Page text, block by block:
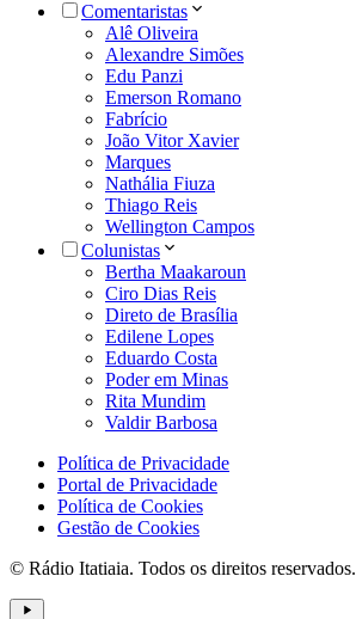
Comentaristas
Alê Oliveira
Alexandre Simões
Edu Panzi
Emerson Romano
Fabrício
João Vitor Xavier
Marques
Nathália Fiuza
Thiago Reis
Wellington Campos
Colunistas
Bertha Maakaroun
Ciro Dias Reis
Direto de Brasília
Edilene Lopes
Eduardo Costa
Poder em Minas
Rita Mundim
Valdir Barbosa
Política de Privacidade
Portal de Privacidade
Política de Cookies
Gestão de Cookies
© Rádio Itatiaia. Todos os direitos reservados.